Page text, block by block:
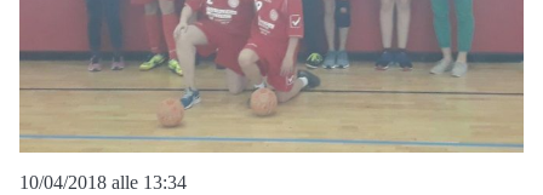
10/04/2018 alle 13:34